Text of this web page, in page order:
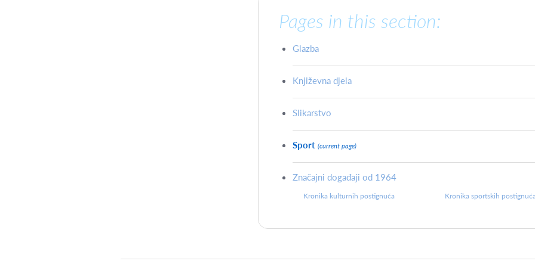
Pages in this section:
Glazba
Književna djela
Slikarstvo
Sport (current page)
Značajni događaji od 1964
Kronika kulturnih postignuća Kronika sportskih